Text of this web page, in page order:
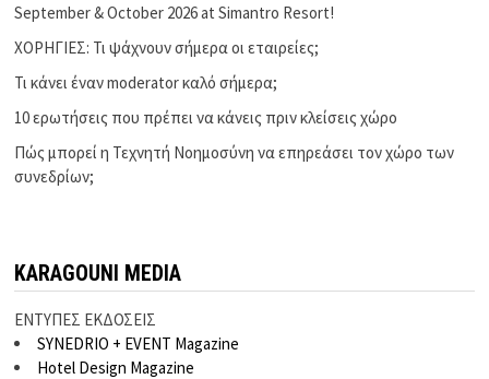
September & October 2026 at Simantro Resort!
ΧΟΡΗΓΙΕΣ: Τι ψάχνουν σήμερα οι εταιρείες;
Τι κάνει έναν moderator καλό σήμερα;
10 ερωτήσεις που πρέπει να κάνεις πριν κλείσεις χώρο
Πώς μπορεί η Τεχνητή Νοημοσύνη να επηρεάσει τον χώρο των
συνεδρίων;
KARAGOUNI MEDIA
ΕΝΤΥΠΕΣ ΕΚΔΟΣΕΙΣ
SYNEDRIO + EVENT Magazine
Hotel Design Magazine